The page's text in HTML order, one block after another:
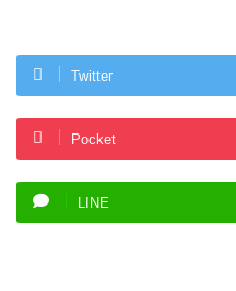
Twitter
Pocket
LINE